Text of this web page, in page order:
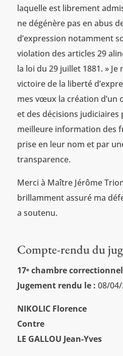
laquelle est librement
ne dégénère pas en abus
d’expression notamment
violation des articles 29
la loi du 29 juillet 1881. »
victoire de la liberté
mes vœux la création d’un
et des décisions
meilleure information des
prise en leur nom et par
transparence.
Merci à Maître Jérôme
brillamment assuré ma
a soutenu.
Compte-rendu du
17echambre
Jugement rendu le : 08/
NIKOLIC Florence
Contre
LE GALLOU Jean-Yves